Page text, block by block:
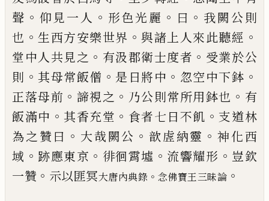
聲 。 仰見一人 。 形色光麗 。 曰 。 我闕公則
也 。生西方安樂世界 。與諸上人來此聽經 。
堂中人共見之 。 有汲郡衛士度者 。 受業於公
則 。其母常飯僧 。 是 日將中 。 忽空中下鉢 。
正落母前 。 諦視之 。 乃公則常所用鉢也 。 有
飯滿中 。其香充堂 。 食者七日不飢 。 支道林
為之贊曰 。 大哉闕公 。 歆虗納靈 。 神化西
域 。 跡應東京 。 徘徊霄墟 。 流響耀形 。 豈欽
一贊 。 示以匪冥大唐內典錄 。 念佛寶王三昧論 。